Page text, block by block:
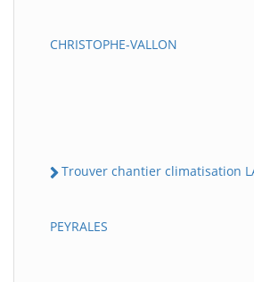
CHRISTOPHE-VALLON
Trouver chantier climatisation
PEYRALES